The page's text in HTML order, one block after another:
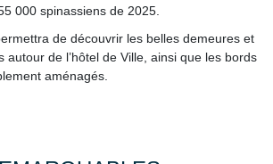
000 spinassiens de 2025.
de découvrir les belles demeures et
autour de l’hôtel de Ville, ainsi que les bords
aménagés.